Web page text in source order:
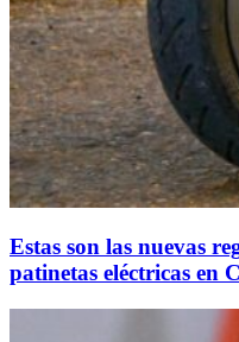
Estas son las nuevas
patinetas eléctricas en